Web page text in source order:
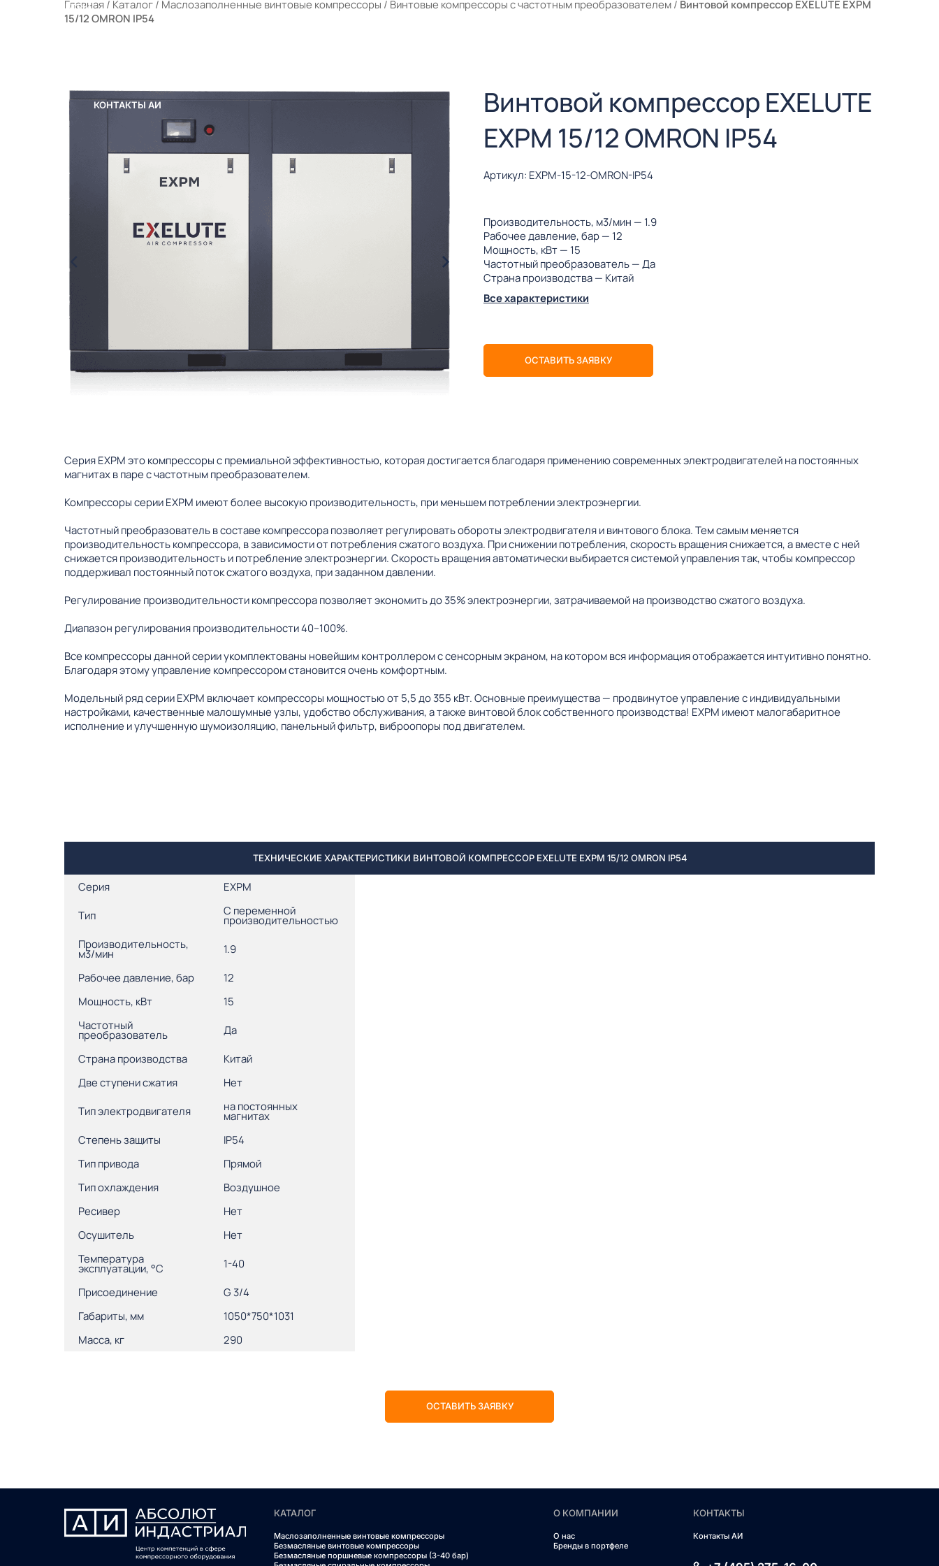
Главная / Каталог / Маслозаполненные винтовые компрессоры / Винтовые компрессоры с частотным преобразователем / Винтовой компрессор EXELUTE EXPM
15/12 OMRON IP54
Винтовой компрессор EXELUTE
EXPM 15/12 OMRON IP54
Артикул: EXPM-15-12-OMRON-IP54
Производительность, м3/мин — 1.9
Рабочее давление, бар — 12
Мощность, кВт — 15
Частотный преобразователь — Да
Страна производства — Китай
Все характеристики
ОСТАВИТЬ ЗАЯВКУ
Серия EXPM это компрессоры с премиальной эффективностью, которая достигается благодаря применению современных электродвигателей на постоянных
магнитах в паре с частотным преобразователем.
Компрессоры серии EXPM имеют более высокую производительность, при меньшем потреблении электроэнергии.
Частотный преобразователь в составе компрессора позволяет регулировать обороты электродвигателя и винтового блока. Тем самым меняется
производительность компрессора, в зависимости от потребления сжатого воздуха. При снижении потребления, скорость вращения снижается, а вместе с ней
снижается производительность и потребление электроэнергии. Скорость вращения автоматически выбирается системой управления так, чтобы компрессор
поддерживал постоянный поток сжатого воздуха, при заданном давлении.
Регулирование производительности компрессора позволяет экономить до 35% электроэнергии, затрачиваемой на производство сжатого воздуха.
Диапазон регулирования производительности 40–100%.
Все компрессоры данной серии укомплектованы новейшим контроллером с сенсорным экраном, на котором вся информация отображается интуитивно понятно.
Благодаря этому управление компрессором становится очень комфортным.
Модельный ряд серии EXPM включает компрессоры мощностью от 5,5 до 355 кВт. Основные преимущества — продвинутое управление с индивидуальными
настройками, качественные малошумные узлы, удобство обслуживания, а также винтовой блок собственного производства! EXPM имеют малогабаритное
исполнение и улучшенную шумоизоляцию, панельный фильтр, виброопоры под двигателем.
ТЕХНИЧЕСКИЕ ХАРАКТЕРИСТИКИ ВИНТОВОЙ КОМПРЕССОР EXELUTE EXPM 15/12 OMRON IP54
Серия EXPM
Тип С переменной
производительностью
Производительность,
м3/мин 1.9
Рабочее давление, бар
12
Мощность, кВт
15
Частотный
преобразователь Да
Страна производства
Китай
Две ступени сжатия
Нет
Тип электродвигателя на постоянных
магнитах
Степень защиты
IP54
Тип привода
Прямой
Тип охлаждения
Воздушное
Ресивер
Нет
Осушитель
Нет
Температура
эксплуатации, °С 1-40
Присоединение
G 3/4
Габариты, мм
1050*750*1031
Масса, кг
290
ОСТАВИТЬ ЗАЯВКУ
КАТАЛОГ
Маслозаполненные винтовые компрессоры
Безмасляные винтовые компрессоры
Безмасляные поршневые компрессоры (3-40 бар)
О КОМПАНИИ
О нас
Бренды в портфеле
КОНТАКТЫ
Контакты АИ
ФИЛЬТРЫ
КОНТАКТЫ АИ